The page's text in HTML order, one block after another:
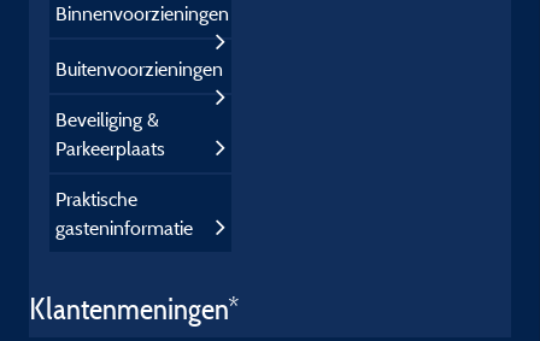
Binnenvoorzieningen
Buitenvoorzieningen
Beveiliging &
Parkeerplaats
Praktische
gasteninformatie
Klantenmeningen*